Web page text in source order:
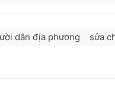
Thanh Thủy
dân địa phương
sửa